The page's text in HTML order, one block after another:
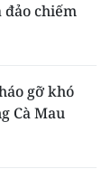
chiếm
gỡ khó
Cà Mau